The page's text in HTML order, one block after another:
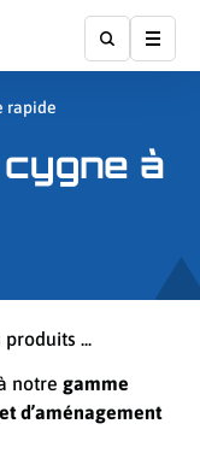
rapide
à
...
notre gamme
d’aménagement